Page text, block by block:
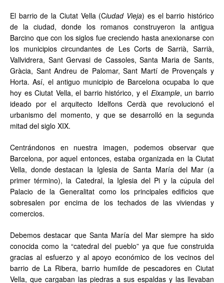
El barrio de la Ciutat Vella (Ciudad Vieja) es el barrio histórico
de la ciudad, donde los romanos construyeron la antigua
Barcino que con los siglos fue creciendo hasta anexionarse con
los municipios circundantes de Les Corts de Sarrià, Sarrià,
Vallvidrera, Sant Gervasi de Cassoles, Santa Maria de Sants,
Gràcia, Sant Andreu de Palomar, Sant Martí de Provençals y
Horta. Así, el antiguo municipio de Barcelona ocupaba lo que
hoy es Ciutat Vella, el barrio histórico, y el Eixample, un barrio
ideado por el arquitecto Idelfons Cerdà que revolucionó el
urbanismo del momento, y que se desarrolló en la segunda
mitad del siglo XIX.
Centrándonos en nuestra imagen, podemos observar que
Barcelona, por aquel entonces, estaba organizada en la Ciutat
Vella, donde destacan la Iglesia de Santa María del Mar (a
primer término), la Catedral, la Iglesia del Pi y la cúpula del
Palacio de la Generalitat como los principales edificios que
sobresalen por encima de los techados de las viviendas y
comercios.
Debemos destacar que Santa María del Mar siempre ha sido
conocida como la “catedral del pueblo” ya que fue construida
gracias al esfuerzo y al apoyo económico de los vecinos del
barrio de La Ribera, barrio humilde de pescadores en Ciutat
Vella, que cargaban las piedras a sus espaldas y las llevaban